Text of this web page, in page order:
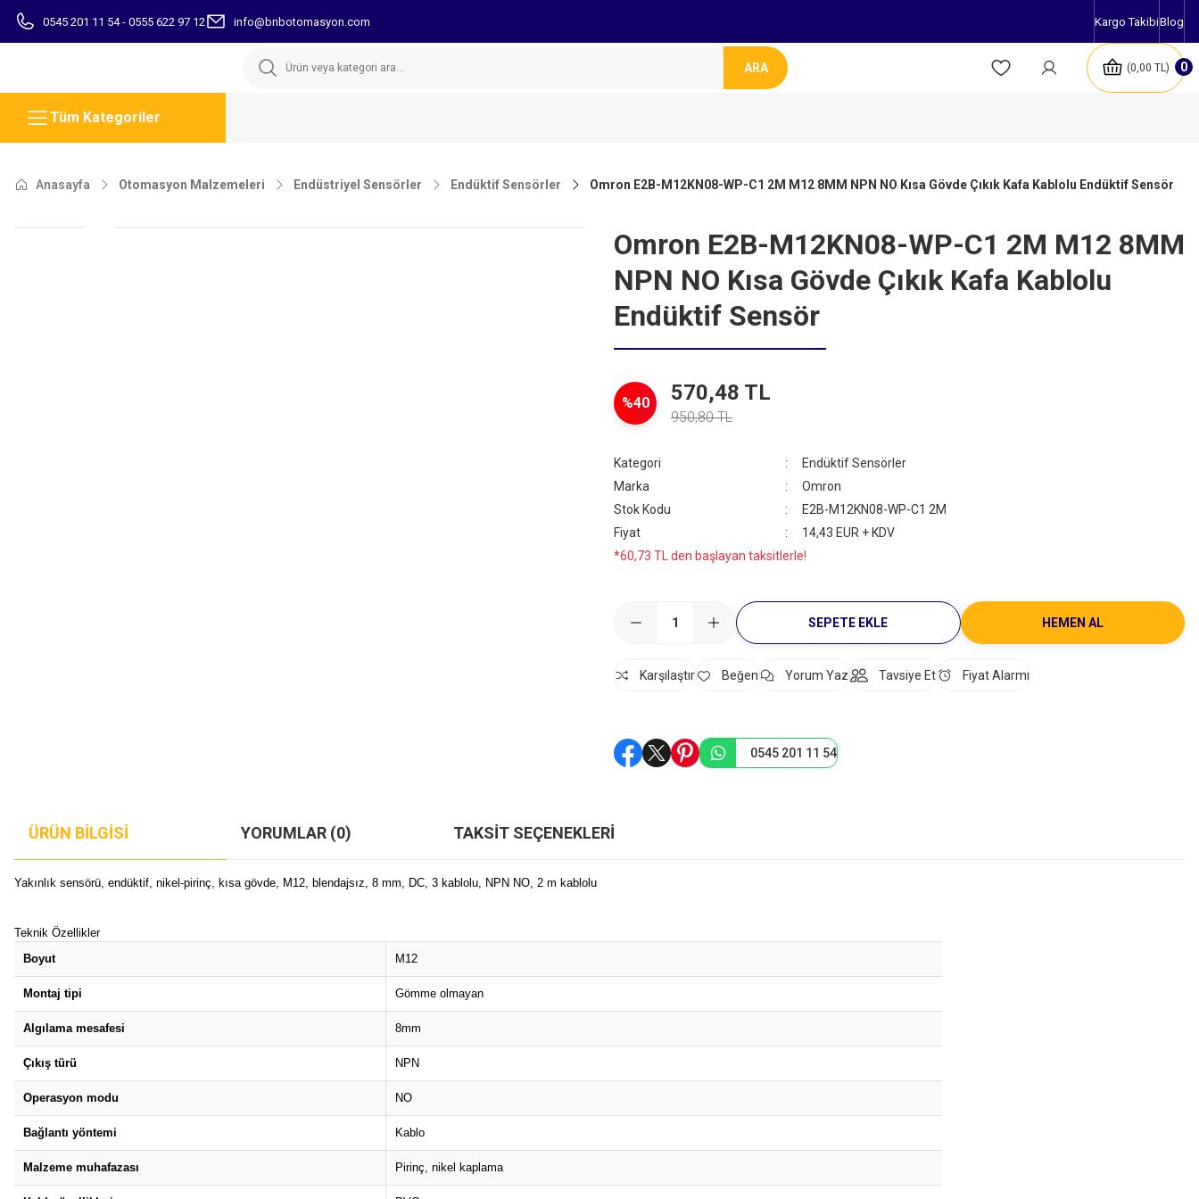
0545 201 11 54 - 0555 622 97 12 info@bnbotomasyon.com Kargo TakibiBlog
ARA 0
0,00 TL
Tüm Kategoriler
Anasayfa Otomasyon Malzemeleri Endüstriyel Sensörler Endüktif Sensörler Omron E2B-M12KN08-WP-C1 2M M12 8MM NPN NO Kısa Gövde Çıkık Kafa Kablolu Endüktif Sensör
Omron E2B-M12KN08-WP-C1 2M M12 8MM
NPN NO Kısa Gövde Çıkık Kafa Kablolu
Endüktif Sensör
%40 570,48 TL
950,80 TL
Kategori
Endüktif Sensörler
Marka
Omron
Stok Kodu
E2B-M12KN08-WP-C1 2M
Fiyat
14,43 EUR + KDV
*60,73 TL den başlayan taksitlerle!
SEPETE EKLE HEMEN AL
Karşılaştır Yorum Yaz Tavsiye Et Fiyat Alarmı
0545 201 11 54
ÜRÜN BILGISI YORUMLAR (0) TAKSIT SEÇENEKLERI
Yakınlık sensörü, endüktif, nikel-pirinç, kısa gövde, M12, blendajsız, 8 mm, DC, 3 kablolu, NPN NO, 2 m kablolu
Teknik Özellikler
Boyut
M12
Montaj tipi Gömme olmayan
Algılama mesafesi 8mm
Çıkış türü NPN
Operasyon modu NO
Bağlantı yöntemi Kablo
Malzeme muhafazası Pirinç, nikel kaplama